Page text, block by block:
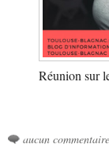
Réunion sur
aucun commentaire